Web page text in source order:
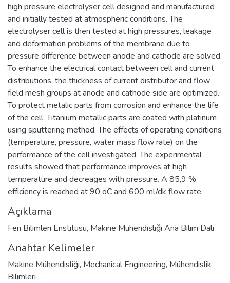
high pressure electrolyser cell designed and manufactured
and initially tested at atmospheric conditions. The
electrolyser cell is then tested at high pressures, leakage
and deformation problems of the membrane due to
pressure difference between anode and cathode are solved.
To enhance the electrical contact between cell and current
distributions, the thickness of current distributor and flow
field mesh groups at anode and cathode side are optimized.
To protect metalic parts from corrosion and enhance the life
of the cell. Titanium metallic parts are coated with platinum
using sputtering method. The effects of operating conditions
(temperature, pressure, water mass flow rate) on the
performance of the cell investigated. The experimental
results showed that performance improves at high
temperature and decreages with pressure. A 85,9 %
efficiency is reached at 90 oC and 600 ml/dk flow rate.
Açıklama
Fen Bilimleri Enstitüsü, Makine Mühendisliği Ana Bilim Dalı
Anahtar Kelimeler
Makine Mühendisliği, Mechanical Engineering, Mühendislik
Bilimleri